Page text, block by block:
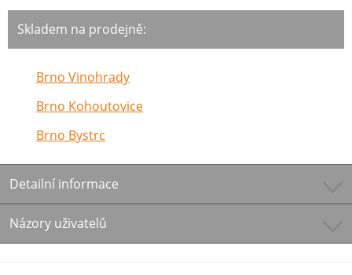
Skladem na prodejně:
Brno Vinohrady
Brno Kohoutovice
Brno Bystrc
Detailní informace
Názory uživatelů